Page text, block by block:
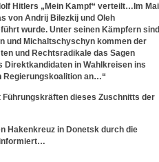
Hitlers „Mein Kampf“ verteilt…Im Mai
von Andrij Bilezkij und Oleh
wurde. Unter seinen Kämpfern sind
und Michaltschyschyn kommen der
und Rechtsradikale das Sagen
in Wahlkreisen ins
Regierungskoalition an…“
dieses Zuschnitts der
Hakenkreuz in Donetsk durch die
informiert…